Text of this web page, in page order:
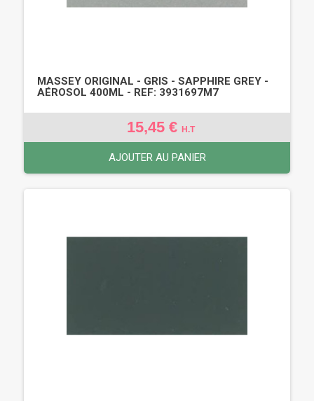
MASSEY ORIGINAL - GRIS - SAPPHIRE GREY -
AÉROSOL 400ML - REF: 3931697M7
15,45 € H.T
AJOUTER AU PANIER